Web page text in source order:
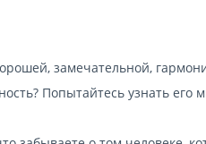
замечательной,
Попытайтесь узнать его